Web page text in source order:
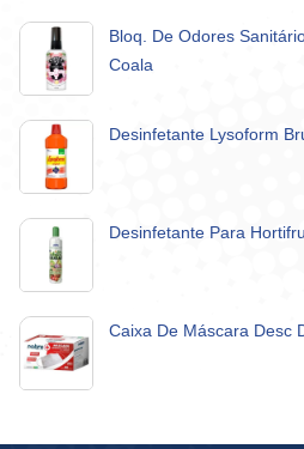
Bloq. De Odores
Coala
Desinfetante Lysoform
Desinfetante Para
Caixa De Máscara Desc